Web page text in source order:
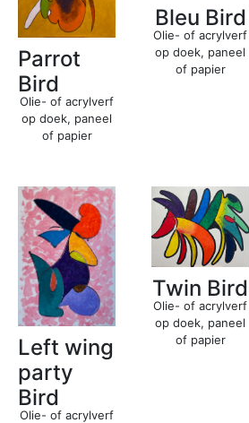
Parrot
Bird
Olie- of acrylverf
op doek, paneel
of papier
Bleu Bird
Olie- of acrylverf
op doek, paneel
of papier
Left wing
party
Bird
Olie- of acrylverf
Twin Bird
Olie- of acrylverf
op doek, paneel
of papier